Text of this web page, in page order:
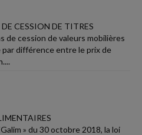
CESSION DE TITRES
de cession de valeurs mobilières
différence entre le prix de
» du 30 octobre 2018, la loi